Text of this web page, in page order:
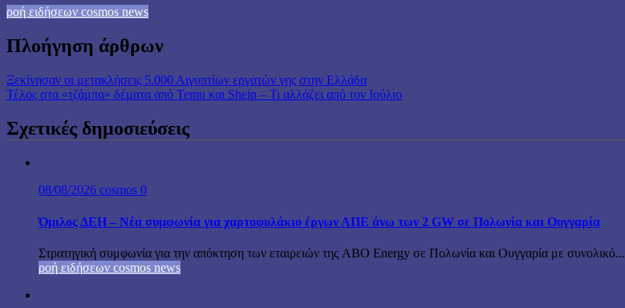
ροή ειδήσεων cosmos news
Πλοήγηση άρθρων
Ξεκίνησαν οι μετακλήσεις 5.000 Αιγυπτίων εργατών γης στην Ελλάδα
Τέλος στα «τζάμπα» δέματα από Temu και Shein – Τι αλλάζει από τον Ιούλιο
Σχετικές δημοσιεύσεις
08/08/2026 cosmos 0
Όμιλος ΔΕΗ – Νέα συμφωνία για χαρτοφυλάκιο έργων ΑΠΕ άνω των 2 GW σε Πολωνία και Ουγγαρία
Στρατηγική συμφωνία για την απόκτηση των εταιρειών της ABO Energy σε Πολωνία και Ουγγαρία με συνολικό...
ροή ειδήσεων cosmos news